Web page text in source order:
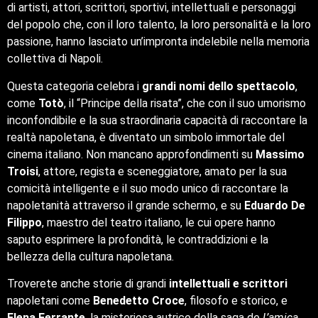
di artisti, attori, scrittori, sportivi, intellettuali e personaggi
del popolo che, con il loro talento, la loro personalità e la loro
passione, hanno lasciato un’impronta indelebile nella memoria
collettiva di Napoli.
Questa categoria celebra i grandi nomi dello spettacolo,
come Totò, il “Principe della risata”, che con il suo umorismo
inconfondibile e la sua straordinaria capacità di raccontare la
realtà napoletana, è diventato un simbolo immortale del
cinema italiano. Non mancano approfondimenti su Massimo
Troisi, attore, regista e sceneggiatore, amato per la sua
comicità intelligente e il suo modo unico di raccontare la
napoletanità attraverso il grande schermo, e su Eduardo De
Filippo, maestro del teatro italiano, le cui opere hanno
saputo esprimere la profondità, le contraddizioni e la
bellezza della cultura napoletana.
Troverete anche storie di grandi intellettuali e scrittori
napoletani come Benedetto Croce, filosofo e storico, e